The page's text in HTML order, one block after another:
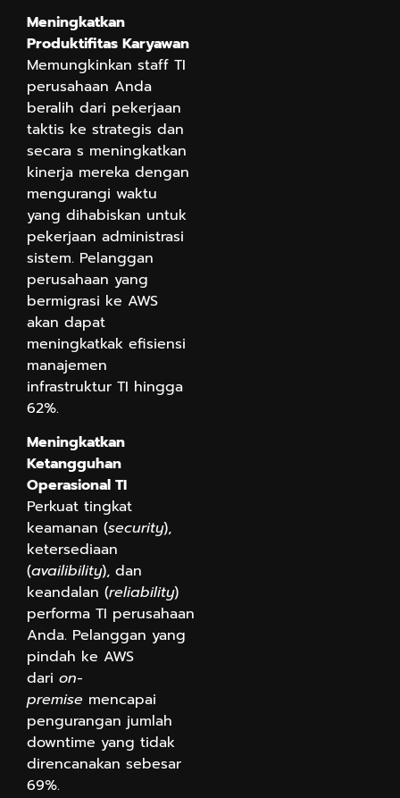
Meningkatkan
Produktifitas Karyawan
Memungkinkan staff TI
perusahaan Anda
beralih dari pekerjaan
taktis ke strategis dan
secara s meningkatkan
kinerja mereka dengan
mengurangi waktu
yang dihabiskan untuk
pekerjaan administrasi
sistem. Pelanggan
perusahaan yang
bermigrasi ke AWS
akan dapat
meningkatkak efisiensi
manajemen
infrastruktur TI hingga
62%.
Meningkatkan
Ketangguhan
Operasional TI
Perkuat tingkat
keamanan (security),
ketersediaan
(availibility), dan
keandalan (reliability)
performa TI perusahaan
Anda. Pelanggan yang
pindah ke AWS
dari on-
premise mencapai
pengurangan jumlah
downtime yang tidak
direncanakan sebesar
69%.